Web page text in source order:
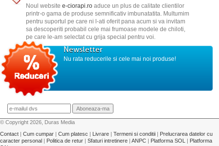
Noul website e-ciorapi.roaduce un plus de calitate clientilor
printr-o gama de produse semnificativ imbunatatita. Multumim
pentru suportul pe care ni l-ati oferit pana acum si va invitam
sa descoperiti probabil cele mai frumoase modele de chiloti,
pe care le-am selectat cu grija special pentru voi.
Newsletter
Nu rata reducerile si cele mai noi produse!
© Copyright 2026, Duras Media
Contact | Cum cumpar | Cum platesc | Livrare | Termeni si conditii | Prelucrarea datelor cu
caracter personal | Politica de retur | Sfaturi intretinere | ANPC | Platforma SOL | Platforma